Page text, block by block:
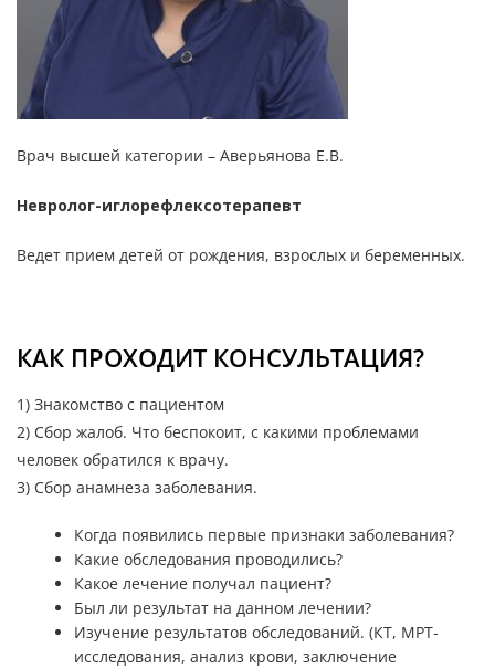
Врач высшей категории – Аверьянова Е.В.
Невролог-иглорефлексотерапевт
Ведет прием детей от рождения, взрослых и беременных.
КАК ПРОХОДИТ КОНСУЛЬТАЦИЯ?
1) Знакомство с пациентом
2) Сбор жалоб. Что беспокоит, с какими проблемами
человек обратился к врачу.
3) Сбор анамнеза заболевания.
Когда появились первые признаки заболевания?
Какие обследования проводились?
Какое лечение получал пациент?
Был ли результат на данном лечении?
Изучение результатов обследований. (КТ, МРТ-
исследования, анализ крови, заключение